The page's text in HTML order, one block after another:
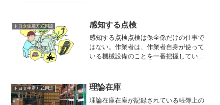
底すれば、正常に稼働・可動している状
態を把握することがで...
トヨタ生産方式用語 感知する点検
感知する点検点検は保全係だけの仕事で
はない。作業者は、作業者自身が使って
いる機械設備のことを一番把握している
おいておくべきである。まず、人の五感
を働かせて異常を察知するこ...
トヨタ生産方式用語 理論在庫
理論在庫在庫が記録されている帳簿上の